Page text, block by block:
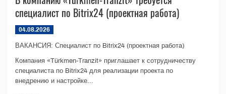
специалист по Bitrix24 (проектная работа)
04.08.2026
ВАКАНСИЯ: Специалист по Bitrix24 (проектная работа)
Компания «Türkmen-Tranzit» приглашает к сотрудничеству
специалиста по Bitrix24 для реализации проекта по
внедрению и настройке...